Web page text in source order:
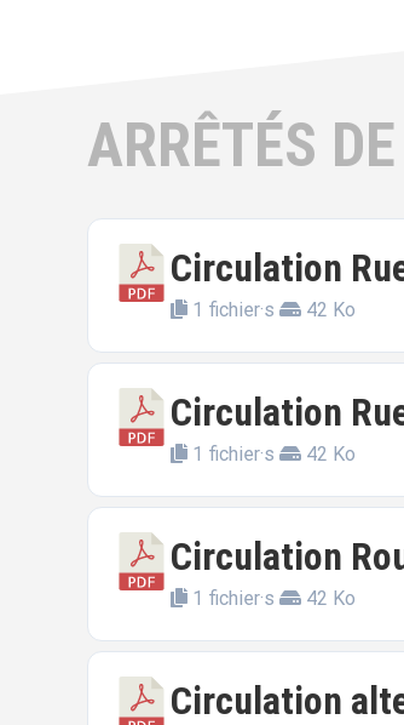
ARRÊTÉS
Circulation
1 fichier·s 42 Ko
Circulation
1 fichier·s 42 Ko
Circulation
1 fichier·s 42 Ko
Circulation